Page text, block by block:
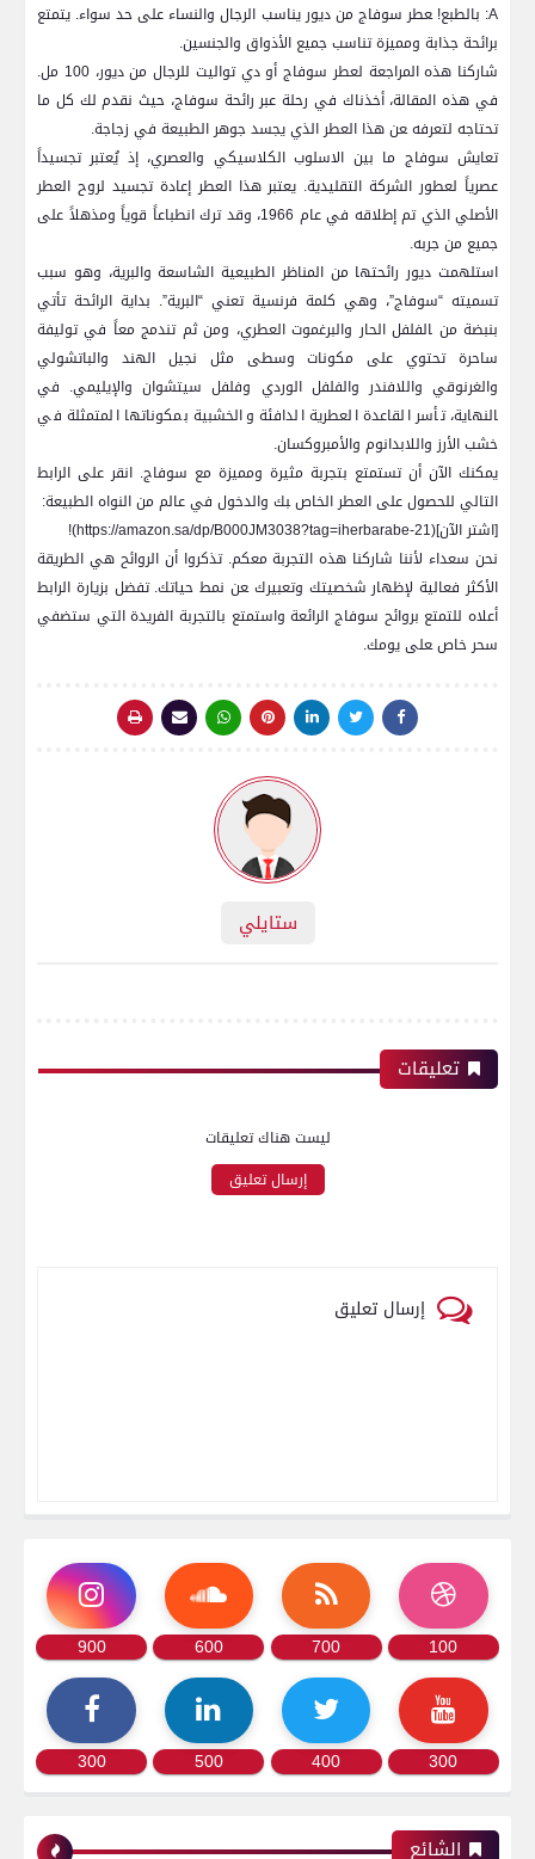
A: بالطبع! ‍عطر سوفاج من ديور يناسب الرجال والنساء على حد سواء. يتمتع
برائحة جذابة‌ ومميزة تناسب جميع الأذواق والجنسين.
شاركنا هذه‌ المراجعة لعطر سوفاج أو دي تواليت​ للرجال من ديور،‍ 100 مل.
في هذه المقالة، أخذناك في رحلة عبر رائحة سوفاج، حيث نقدم ‌لك كل ما
تحتاجه لتعرفه ‍عن هذا العطر الذي يجسد جوهر‍ الطبيعة في زجاجة.
تعايش ⁤سوفاج ما بين⁢ الاسلوب الكلاسيكي والعصري، إذ يُعتبر ‌تجسيداً
عصرياً ⁢لعطور الشركة التقليدية.‌ يعتبر هذا العطر إعادة تجسيد‍ لروح العطر
الأصلي الذي تم إطلاقه في عام 1966، وقد ترك انطباعاً قوياً ومذهلاً ​على⁢
جميع من جربه.
استلهمت ديور رائحتها من⁣ المناظر الطبيعية‌ الشاسعة والبرية، وهو‍ سبب
تسميته “سوفاج”، وهي كلمة فرنسية تعني “البرية”.⁣ بداية ‌الرائحة تأتي
بنبضة من ‍الفلفل ⁤الحار والبرغموت العطري، ومن ثم تندمج معاً في توليفة
ساحرة تحتوي على مكونات وسطى مثل نجيل⁢ الهند والباتشولي⁣
والغرنوقي واللافندر والفلفل الوردي وفلفل سيتشوان ‌والإيليمي. في
‍النهاية، تأسر القاعدة العطرية الدافئة والخشبية بمكوناتها المتمثلة​ في
خشب الأرز واللابدانوم​ والأمبروكسان.
يمكنك الآن أن تستمتع بتجربة‌ مثيرة ومميزة ​مع سوفاج. انقر على الرابط
التالي للحصول على العطر الخاص ‍بك والدخول في عالم من النواه الطبيعة: ⁢
[اشتر الآن](https://amazon.sa/dp/B000JM3038?tag=iherbarabe-21)!
نحن سعداء لأننا​ شاركنا هذه التجربة معكم. تذكروا أن الروائح⁢ هي الطريقة
الأكثر فعالية لإظهار شخصيتك⁣ وتعبيرك ‍عن نمط حياتك. تفضل بزيارة الرابط
أعلاه⁣ للتمتع بروائح سوفاج الرائعة واستمتع بالتجربة​ الفريدة التي ستضفي
سحر خاص ‍على يومك.
ستايلي
تعليقات
ليست هناك تعليقات
إرسال تعليق
إرسال تعليق
100
700
600
900
300
400
500
300
الشائع